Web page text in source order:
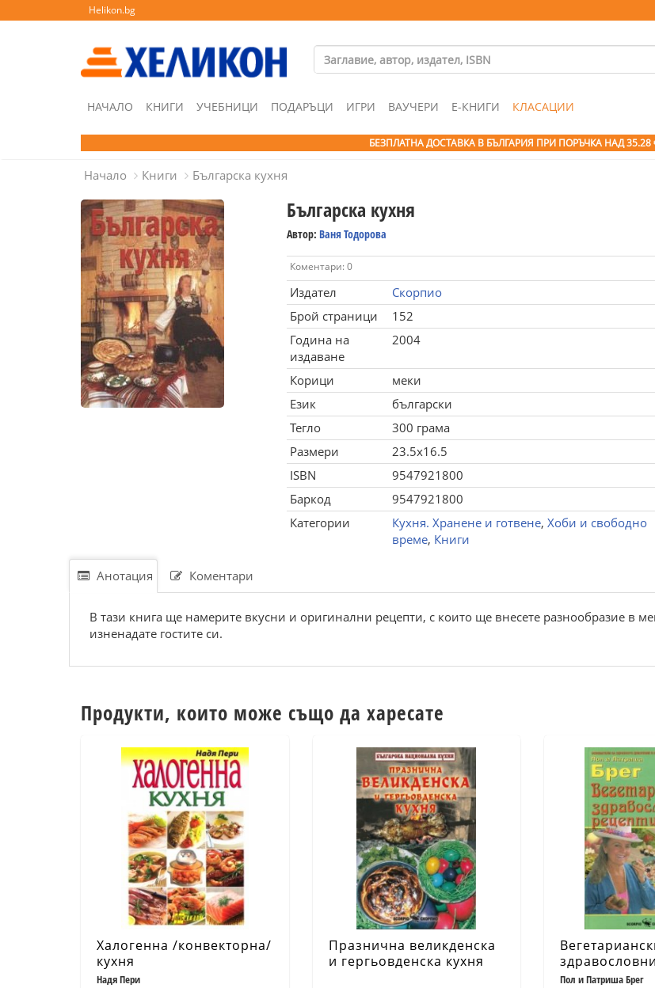
Helikon.bg
НАЧАЛО КНИГИ УЧЕБНИЦИ ПОДАРЪЦИ ИГРИ ВАУЧЕРИ Е-КНИГИ КЛАСАЦИИ
БЕЗПЛАТНА ДОСТАВКА В БЪЛГАРИЯ ПРИ ПОРЪЧКА НАД 35.28
Начало Книги Българска кухня
Българска кухня
Автор: Ваня Тодорова
Коментари: 0
Издател
Скорпио
Брой страници
152
Година на
издаване
2004
Корици
меки
Език
български
Тегло
300 грама
Размери
23.5x16.5
ISBN
9547921800
Баркод
9547921800
Категории
Кухня. Хранене и готвене, Хоби и свободно
време, Книги
Анотация Коментари
В тази книга ще намерите вкусни и оригинални рецепти, с които ще внесете разнообразие в
изненадате гостите си.
Продукти, които може също да харесате
Халогенна /конвекторна/
кухня
Надя Пери
Празнична великденска
и гергьовденска кухня
Пол и Патриша Брег